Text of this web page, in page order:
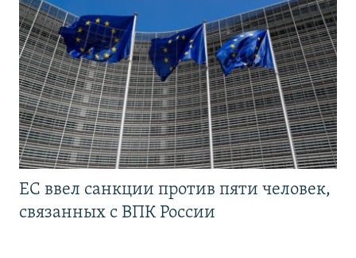
ЕС ввел санкции против пяти человек,
связанных с ВПК России